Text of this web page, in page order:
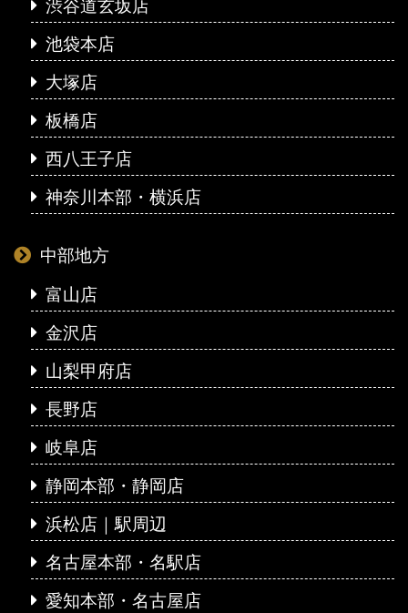
渋谷道玄坂店
池袋本店
大塚店
板橋店
西八王子店
神奈川本部・横浜店
中部地方
富山店
金沢店
山梨甲府店
長野店
岐阜店
静岡本部・静岡店
浜松店｜駅周辺
名古屋本部・名駅店
愛知本部・名古屋店